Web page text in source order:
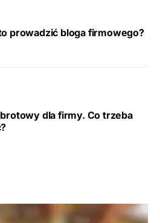
prowadzić bloga firmowego?
dla firmy. Co trzeba